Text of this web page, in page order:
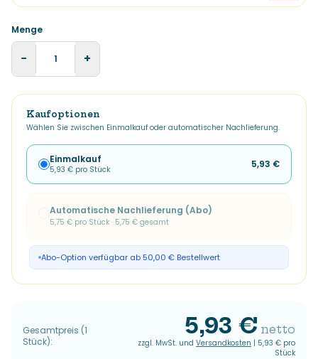
Menge
− +
Kaufoptionen
Wählen Sie zwischen Einmalkauf oder automatischer Nachlieferung.
Einmalkauf
5,93 € pro Stück 5,93 €
Automatische Nachlieferung (Abo)
5,75 € pro Stück · 5,75 € gesamt
Abo-Option verfügbar ab 50,00 € Bestellwert
Gesamtpreis (1
Stück):
5,93 € netto
zzgl. MwSt. und Versandkosten | 5,93 € pro
Stück